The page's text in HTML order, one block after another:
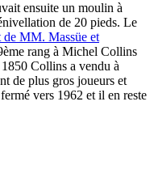
ensuite un moulin à
de 20 pieds. Le
de MM. Massüe et
rang à Michel Collins
Collins a vendu à
de plus gros joueurs et
vers 1962 et il en reste